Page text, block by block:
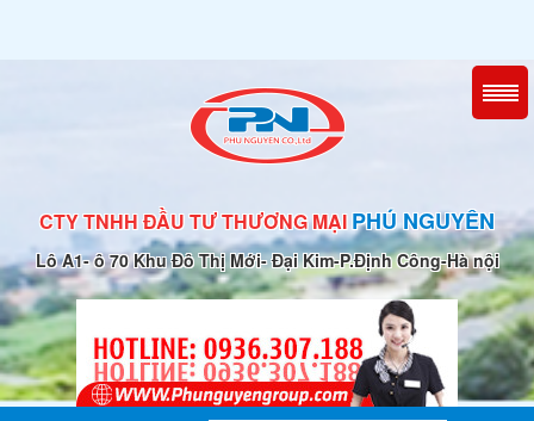
CTY TNHH ĐẦU TƯ THƯƠNG MẠIPHÚ NGUYÊN
Lô A1- ô 70 Khu Đô Thị Mới- Đại Kim-P.Định Công-Hà nội